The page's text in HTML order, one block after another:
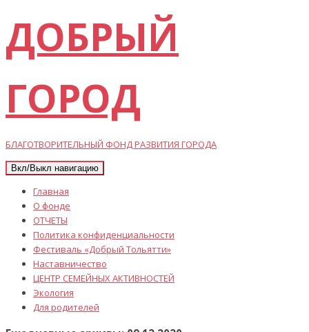
ДОБРЫЙ
ГОРОД
БЛАГОТВОРИТЕЛЬНЫЙ ФОНД РАЗВИТИЯ ГОРОДА
Вкл/Выкл навигацию
Главная
О фонде
ОТЧЕТЫ
Политика конфиденциальности
Фестиваль «Добрый Тольятти»
Наставничество
ЦЕНТР СЕМЕЙНЫХ АКТИВНОСТЕЙ
Экология
Для родителей